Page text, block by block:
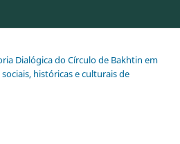
Dialógica do Círculo de Bakhtin em
históricas e culturais de